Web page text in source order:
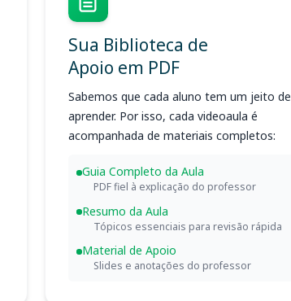
Sua Biblioteca de
Apoio em PDF
Sabemos que cada aluno tem um jeito de
aprender. Por isso, cada videoaula é
acompanhada de materiais completos:
Guia Completo da Aula
PDF fiel à explicação do professor
Resumo da Aula
Tópicos essenciais para revisão rápida
Material de Apoio
Slides e anotações do professor